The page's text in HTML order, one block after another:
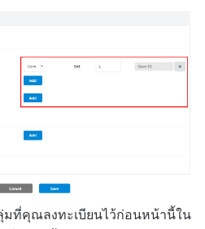
มที่คุณลงทะเบียนไว้ก่อนหน้านี้ใน